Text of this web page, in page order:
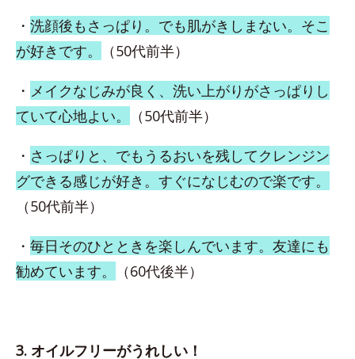
・ 洗顔後もさっぱり。でも肌がきしまない。そこ
が好きです。
（50代前半）
・ メイクなじみが良く、洗い上がりがさっぱりし
ていて心地よい。
（50代前半）
・ さっぱりと、でもうるおいを残してクレンジン
グできる感じが好き。すぐになじむので楽です。
（50代前半）
・ 毎日そのひとときを楽しんでいます。友達にも
勧めています。
（60代後半）
3. オイルフリーがうれしい！